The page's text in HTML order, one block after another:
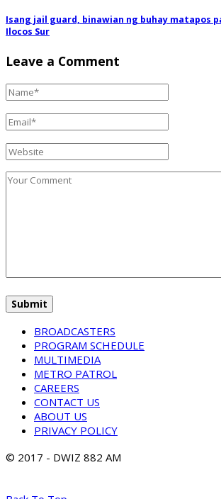
Isang jail guard, binawian ng buhay matapos
Ilocos Sur
Leave a Comment
BROADCASTERS
PROGRAM SCHEDULE
MULTIMEDIA
METRO PATROL
CAREERS
CONTACT US
ABOUT US
PRIVACY POLICY
© 2017 - DWIZ 882 AM